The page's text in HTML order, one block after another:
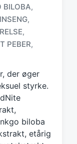
BILOBA,
,
,
PEBER,
der øger
styrke.
biloba
etårig